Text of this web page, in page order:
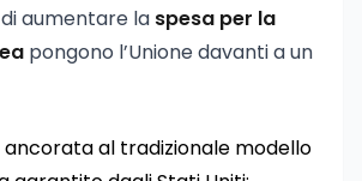
aumentare la spesa per la
pongono l’Unione davanti a un
al tradizionale modello